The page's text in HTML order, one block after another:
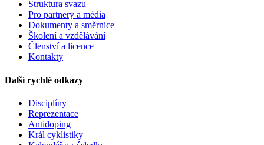
Struktura svazu
Pro partnery a média
Dokumenty a směrnice
Školení a vzdělávání
Členství a licence
Kontakty
Další rychlé odkazy
Disciplíny
Reprezentace
Antidoping
Král cyklistiky